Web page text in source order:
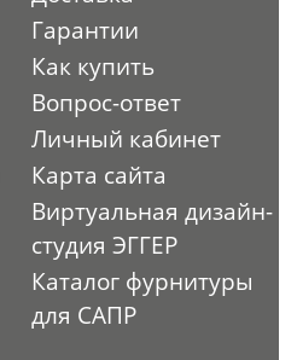
Гарантии
Как купить
Вопрос-ответ
Личный кабинет
Карта сайта
Виртуальная дизайн-
студия ЭГГЕР
Каталог фурнитуры
для САПР